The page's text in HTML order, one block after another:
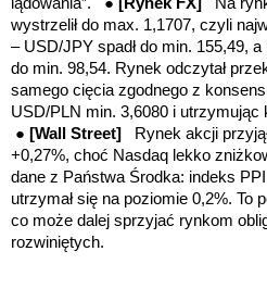
wystrzelił do max. 1,1707, czyli
– USD/JPY spadł do min. 155,49,
do min. 98,54. Rynek odczytał
samego cięcia zgodnego z
USD/PLN min. 3,6080 i
● [Wall Street]
Rynek akcji
+0,27%, choć Nasdaq lekko
dane z Państwa Środka: indeks
utrzymał się na poziomie 0,2%. To
co może dalej sprzyjać rynkom
rozwiniętych.